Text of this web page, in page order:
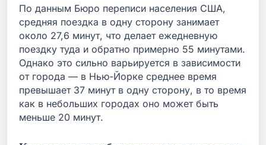
По данным Бюро переписи населения США,
средняя поездка в одну сторону занимает
около 27,6 минут, что делает ежедневную
поездку туда и обратно примерно 55 минутами.
Однако это сильно варьируется в зависимости
от города — в Нью-Йорке среднее время
превышает 37 минут в одну сторону, в то время
как в небольших городах оно может быть
меньше 20 минут.